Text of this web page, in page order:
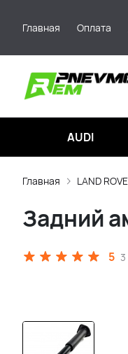
Главная Оплата
AUDI
Главная LAND
Задний
5